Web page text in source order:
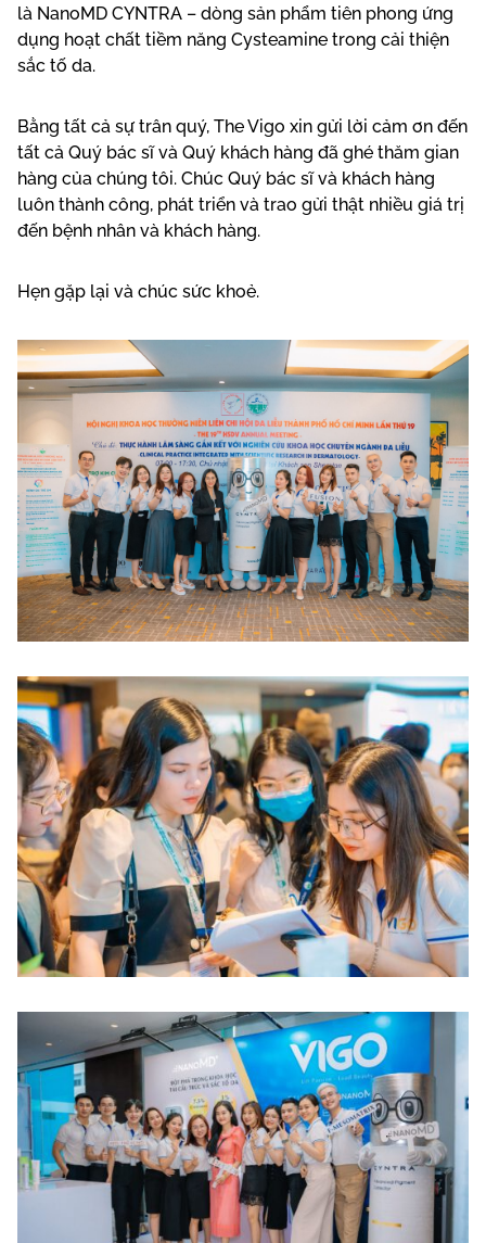
là NanoMD CYNTRA – dòng sản phẩm tiên phong ứng
dụng hoạt chất tiềm năng Cysteamine trong cải thiện
sắc tố da.
Bằng tất cả sự trân quý, The Vigo xin gửi lời cảm ơn đến
tất cả Quý bác sĩ và Quý khách hàng đã ghé thăm gian
hàng của chúng tôi. Chúc Quý bác sĩ và khách hàng
luôn thành công, phát triển và trao gửi thật nhiều giá trị
đến bệnh nhân và khách hàng.
Hẹn gặp lại và chúc sức khoẻ.